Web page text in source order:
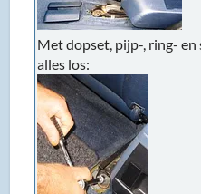
Met dopset, pijp-, ring-
alles los: